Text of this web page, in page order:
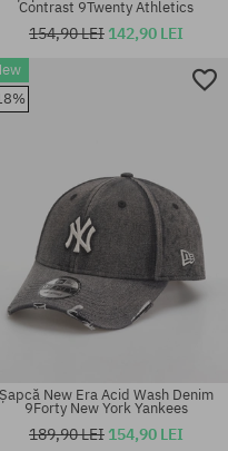
universală
Contrast 9Twenty Athletics
154,90 LEI 142,90 LEI
Șapcă New Era Acid Wash Denim
9Forty New York Yankees
189,90 LEI 154,90 LEI